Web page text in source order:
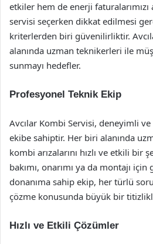
etkiler hem de enerji faturalarımızı
servisi seçerken dikkat edilmesi
kriterlerden biri güvenilirliktir.
alanında uzman teknikerleri ile
sunmayı hedefler.
Profesyonel Teknik Ekip
Avcılar Kombi Servisi, deneyimli
ekibe sahiptir. Her biri alanında
kombi arızalarını hızlı ve etkili bir
bakımı, onarımı ya da montajı
donanıma sahip ekip, her türlü
çözme konusunda büyük bir
Hızlı ve Etkili Çözümler